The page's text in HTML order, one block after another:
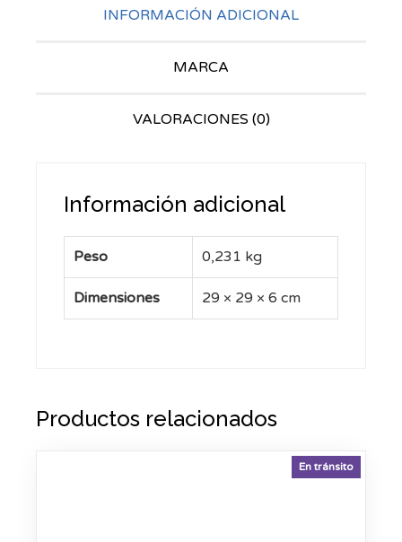
INFORMACIÓN ADICIONAL
MARCA
VALORACIONES (0)
Información adicional
Peso 0,231 kg
Dimensiones 29 × 29 × 6 cm
Productos relacionados
En tránsito